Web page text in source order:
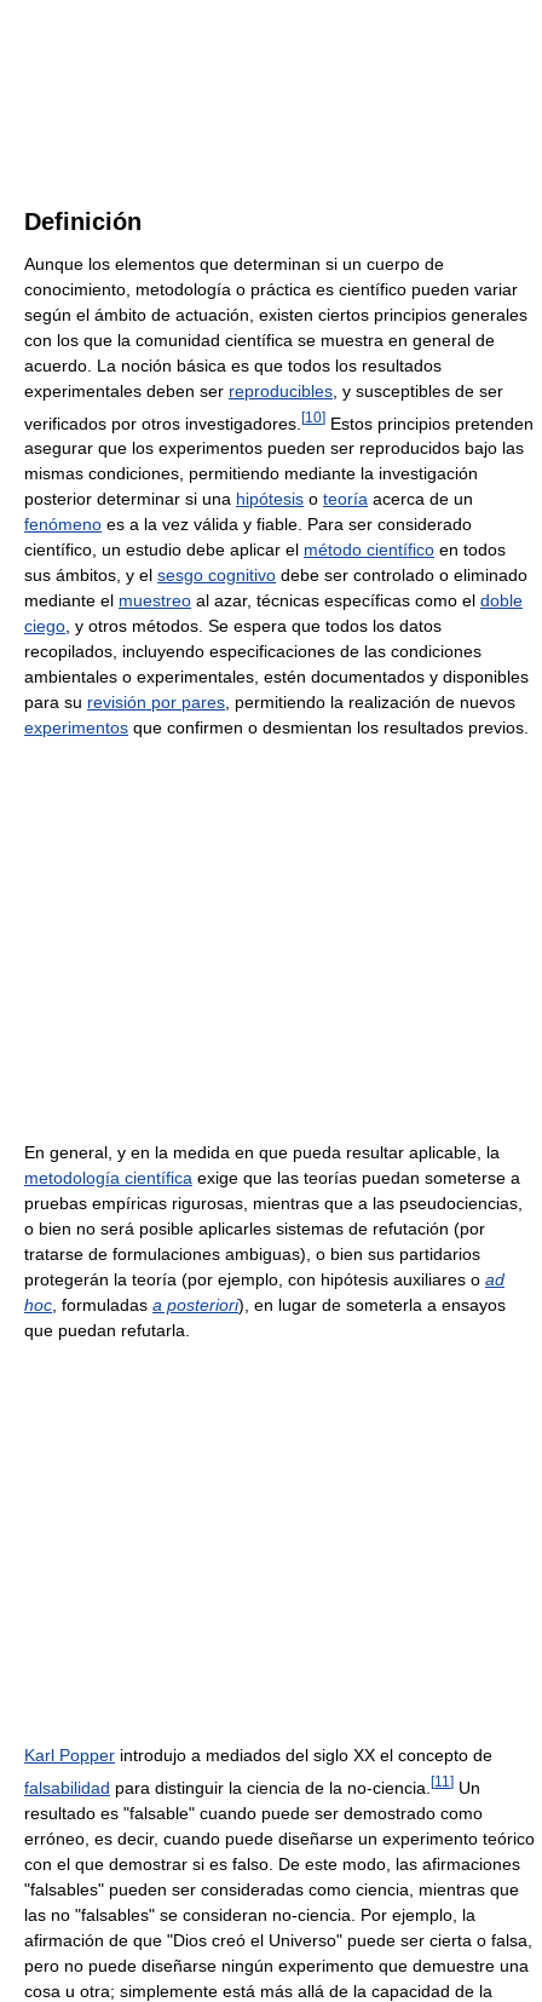
Definición
Aunque los elementos que determinan si un cuerpo de
conocimiento, metodología o práctica es científico pueden variar
según el ámbito de actuación, existen ciertos principios generales
con los que la comunidad científica se muestra en general de
acuerdo. La noción básica es que todos los resultados
experimentales deben ser reproducibles , y susceptibles de ser
verificados por otros investigadores. [10] Estos principios pretenden
asegurar que los experimentos pueden ser reproducidos bajo las
mismas condiciones, permitiendo mediante la investigación
posterior determinar si una hipótesis o teoría acerca de un
fenómeno es a la vez válida y fiable. Para ser considerado
científico, un estudio debe aplicar el método científico en todos
sus ámbitos, y el sesgo cognitivo debe ser controlado o eliminado
mediante el muestreo al azar, técnicas específicas como el doble
ciego, y otros métodos. Se espera que todos los datos
recopilados, incluyendo especificaciones de las condiciones
ambientales o experimentales, estén documentados y disponibles
para su revisión por pares, permitiendo la realización de nuevos
experimentos que confirmen o desmientan los resultados previos.
En general, y en la medida en que pueda resultar aplicable, la
metodología científica exige que las teorías puedan someterse a
pruebas empíricas rigurosas, mientras que a las pseudociencias,
o bien no será posible aplicarles sistemas de refutación (por
tratarse de formulaciones ambiguas), o bien sus partidarios
protegerán la teoría (por ejemplo, con hipótesis auxiliares o ad
hoc, formuladas a posteriori), en lugar de someterla a ensayos
que puedan refutarla.
Karl Popper introdujo a mediados del siglo XX el concepto de
falsabilidad para distinguir la ciencia de la no-ciencia. [11 ] Un
resultado es "falsable" cuando puede ser demostrado como
erróneo, es decir, cuando puede diseñarse un experimento teórico
con el que demostrar si es falso. De este modo, las afirmaciones
"falsables" pueden ser consideradas como ciencia, mientras que
las no "falsables" se consideran no-ciencia. Por ejemplo, la
afirmación de que "Dios creó el Universo" puede ser cierta o falsa,
pero no puede diseñarse ningún experimento que demuestre una
cosa u otra; simplemente está más allá de la capacidad de la